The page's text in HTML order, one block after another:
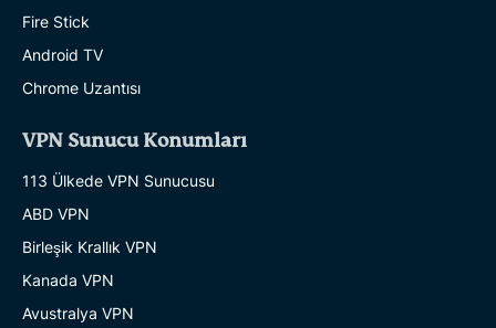
Fire Stick
Android TV
Chrome Uzantısı
VPN Sunucu Konumları
113 Ülkede VPN Sunucusu
ABD VPN
Birleşik Krallık VPN
Kanada VPN
Avustralya VPN